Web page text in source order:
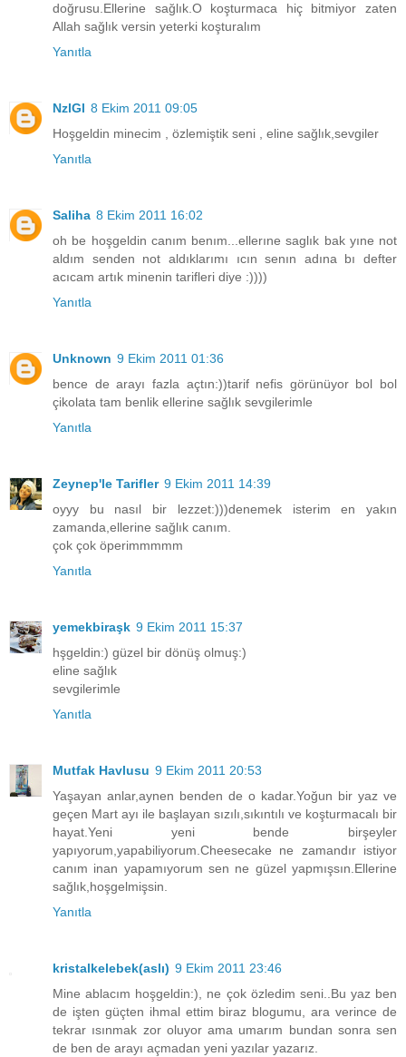
doğrusu.Ellerine sağlık.O koşturmaca hiç bitmiyor zaten
Allah sağlık versin yeterki koşturalım
Yanıtla
NzlGl 8 Ekim 2011 09:05
Hoşgeldin minecim , özlemiştik seni , eline sağlık,sevgiler
Yanıtla
Saliha 8 Ekim 2011 16:02
oh be hoşgeldin canım benım...ellerıne saglık bak yıne not
aldım senden not aldıklarımı ıcın senın adına bı defter
acıcam artık minenin tarifleri diye :))))
Yanıtla
Unknown 9 Ekim 2011 01:36
bence de arayı fazla açtın:))tarif nefis görünüyor bol bol
çikolata tam benlik ellerine sağlık sevgilerimle
Yanıtla
Zeynep'le Tarifler 9 Ekim 2011 14:39
oyyy bu nasıl bir lezzet:)))denemek isterim en yakın
zamanda,ellerine sağlık canım.
çok çok öperimmmmm
Yanıtla
yemekbiraşk 9 Ekim 2011 15:37
hşgeldin:) güzel bir dönüş olmuş:)
eline sağlık
sevgilerimle
Yanıtla
Mutfak Havlusu 9 Ekim 2011 20:53
Yaşayan anlar,aynen benden de o kadar.Yoğun bir yaz ve
geçen Mart ayı ile başlayan sızılı,sıkıntılı ve koşturmacalı bir
hayat.Yeni yeni bende birşeyler
yapıyorum,yapabiliyorum.Cheesecake ne zamandır istiyor
canım inan yapamıyorum sen ne güzel yapmışsın.Ellerine
sağlık,hoşgelmişsin.
Yanıtla
kristalkelebek(aslı) 9 Ekim 2011 23:46
Mine ablacım hoşgeldin:), ne çok özledim seni..Bu yaz ben
de işten güçten ihmal ettim biraz blogumu, ara verince de
tekrar ısınmak zor oluyor ama umarım bundan sonra sen
de ben de arayı açmadan yeni yazılar yazarız.